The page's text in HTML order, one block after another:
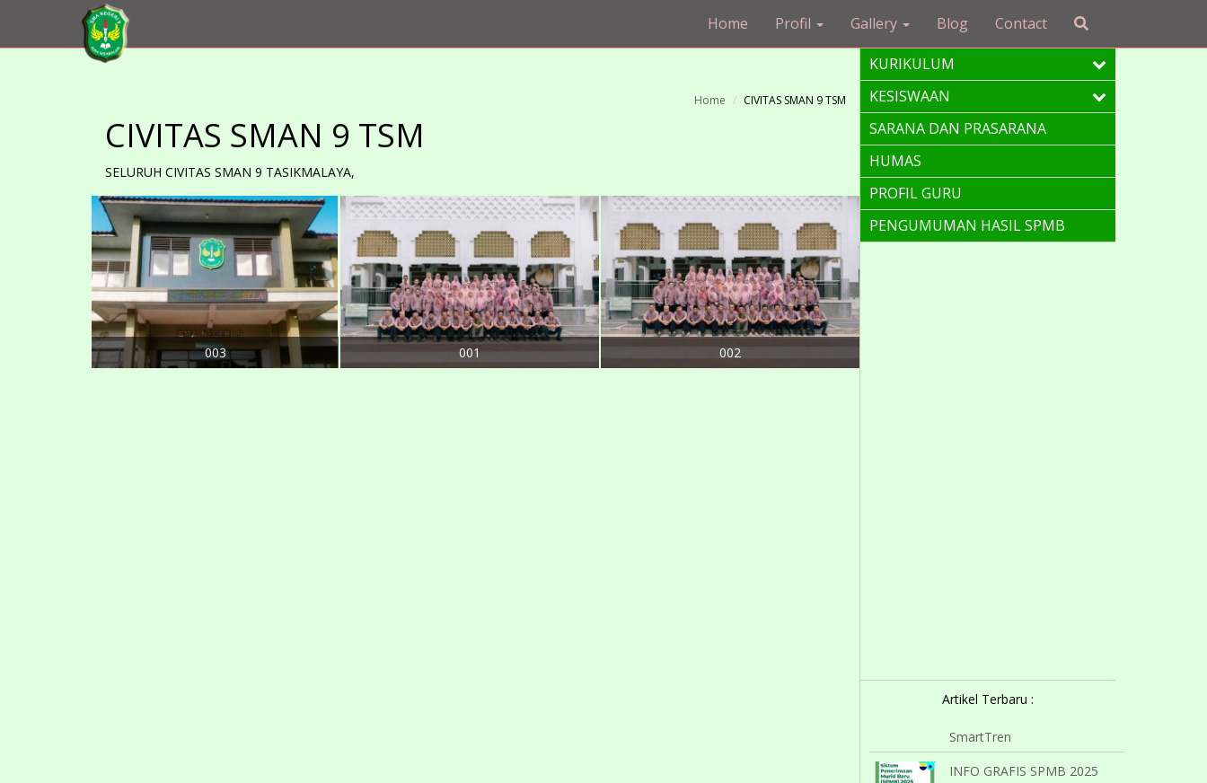
Home Profil Gallery Blog Contact
Home CIVITAS SMAN 9 TSM
CIVITAS SMAN 9 TSM
SELURUH CIVITAS SMAN 9 TASIKMALAYA,
003 001 002
KURIKULUM
KESISWAAN
SARANA DAN PRASARANA
HUMAS
PROFIL GURU
PENGUMUMAN HASIL SPMB
Artikel Terbaru :
SmartTren
INFO GRAFIS SPMB 2025